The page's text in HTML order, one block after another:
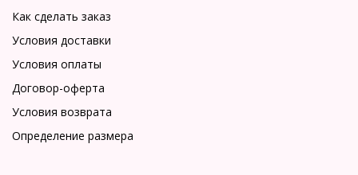
Как сделать заказ
Условия доставки
Условия оплаты
Договор-оферта
Условия возврата
Определение размера